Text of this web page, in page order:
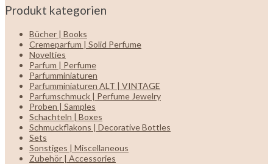
Produkt kategorien
Bücher | Books
Cremeparfum | Solid Perfume
Novelties
Parfum | Perfume
Parfumminiaturen
Parfumminiaturen ALT | VINTAGE
Parfumschmuck | Perfume Jewelry
Proben | Samples
Schachteln | Boxes
Schmuckflakons | Decorative Bottles
Sets
Sonstiges | Miscellaneous
Zubehör | Accessories